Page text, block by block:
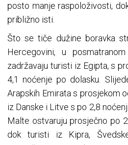
posto manje raspoloživosti,
približno isti.
Što se tiče dužine boravka
Hercegovini, u
zadržavaju turisti iz Egipta, s
4,1 noćenje po dolasku.
Arapskih Emirata s prosjekom
iz Danske i Litve s po 2,8
Malte ostvaruju prosječno po
dok turisti iz Kipra,